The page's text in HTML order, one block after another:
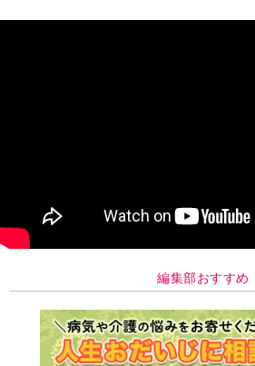
編集部おすすめ